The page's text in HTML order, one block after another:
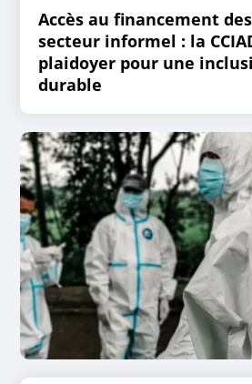
Accès au financement
secteur informel : la
plaidoyer pour une
durable